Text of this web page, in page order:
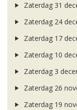
Zaterdag 31
Zaterdag 24
Zaterdag 17
Zaterdag 10
Zaterdag 3
Zaterdag 26
Zaterdag 19